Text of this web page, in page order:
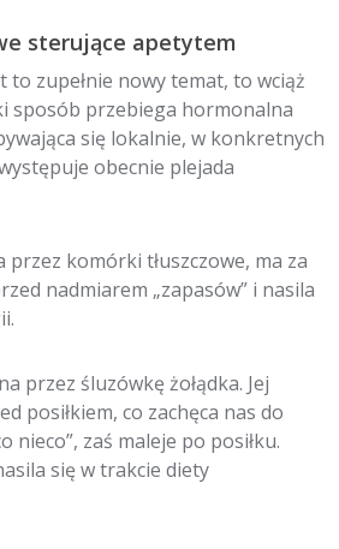
sterujące apetytem
to zupełnie nowy temat, to wciąż
sposób przebiega hormonalna
się lokalnie, w konkretnych
obecnie plejada
przez komórki tłuszczowe, ma za
nadmiarem „zapasów” i nasila
przez śluzówkę żołądka. Jej
posiłkiem, co zachęca nas do
nieco”, zaś maleje po posiłku.
się w trakcie diety